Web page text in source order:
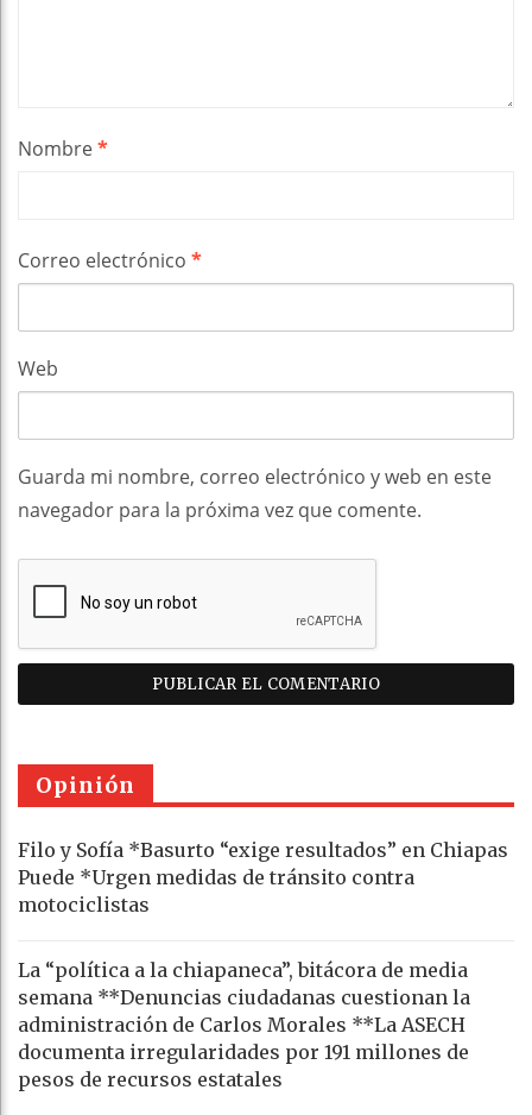
Nombre*
Correo electrónico *
Web
Guarda mi nombre, correo electrónico y web en este
navegador para la próxima vez que comente.
Opinión
Filo y Sofía *Basurto “exige resultados” en Chiapas
Puede *Urgen medidas de tránsito contra
motociclistas
La “política a la chiapaneca”, bitácora de media
semana **Denuncias ciudadanas cuestionan la
administración de Carlos Morales **La ASECH
documenta irregularidades por 191 millones de
pesos de recursos estatales